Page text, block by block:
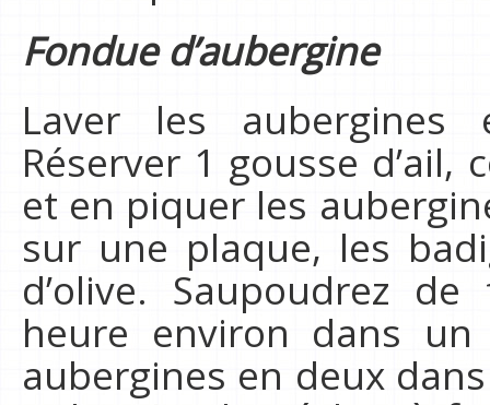
Fondue d’aubergine
Laver les
Réserver 1 gousse
et en piquer les
sur une plaque, les
d’olive. Saupoudrez
heure environ dans
aubergines en deux